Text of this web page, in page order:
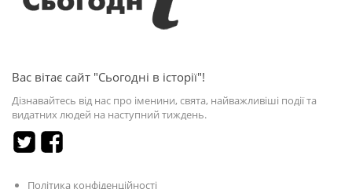
Вас вітає сайт "Сьогодні в історії"!
Дізнавайтесь від нас про іменини, свята, найважливіші події та
видатних людей на наступний тиждень.
Політика конфіденційності